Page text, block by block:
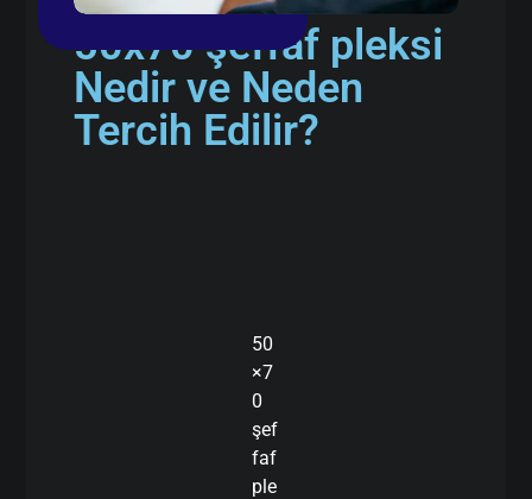
50x70 şeffaf pleksi
Nedir ve Neden
Tercih Edilir?
50
×7
0
şef
faf
ple